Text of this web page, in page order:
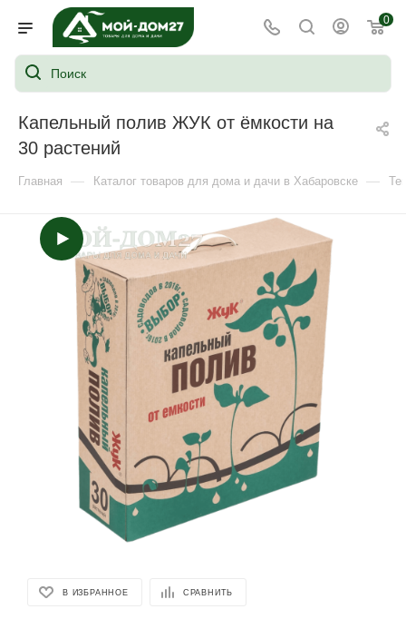
0
Капельный полив ЖУК от ёмкости на
30 растений
Главная — Каталог товаров для дома и дачи в Хабаровске —
В ИЗБРАННОЕ СРАВНИТЬ